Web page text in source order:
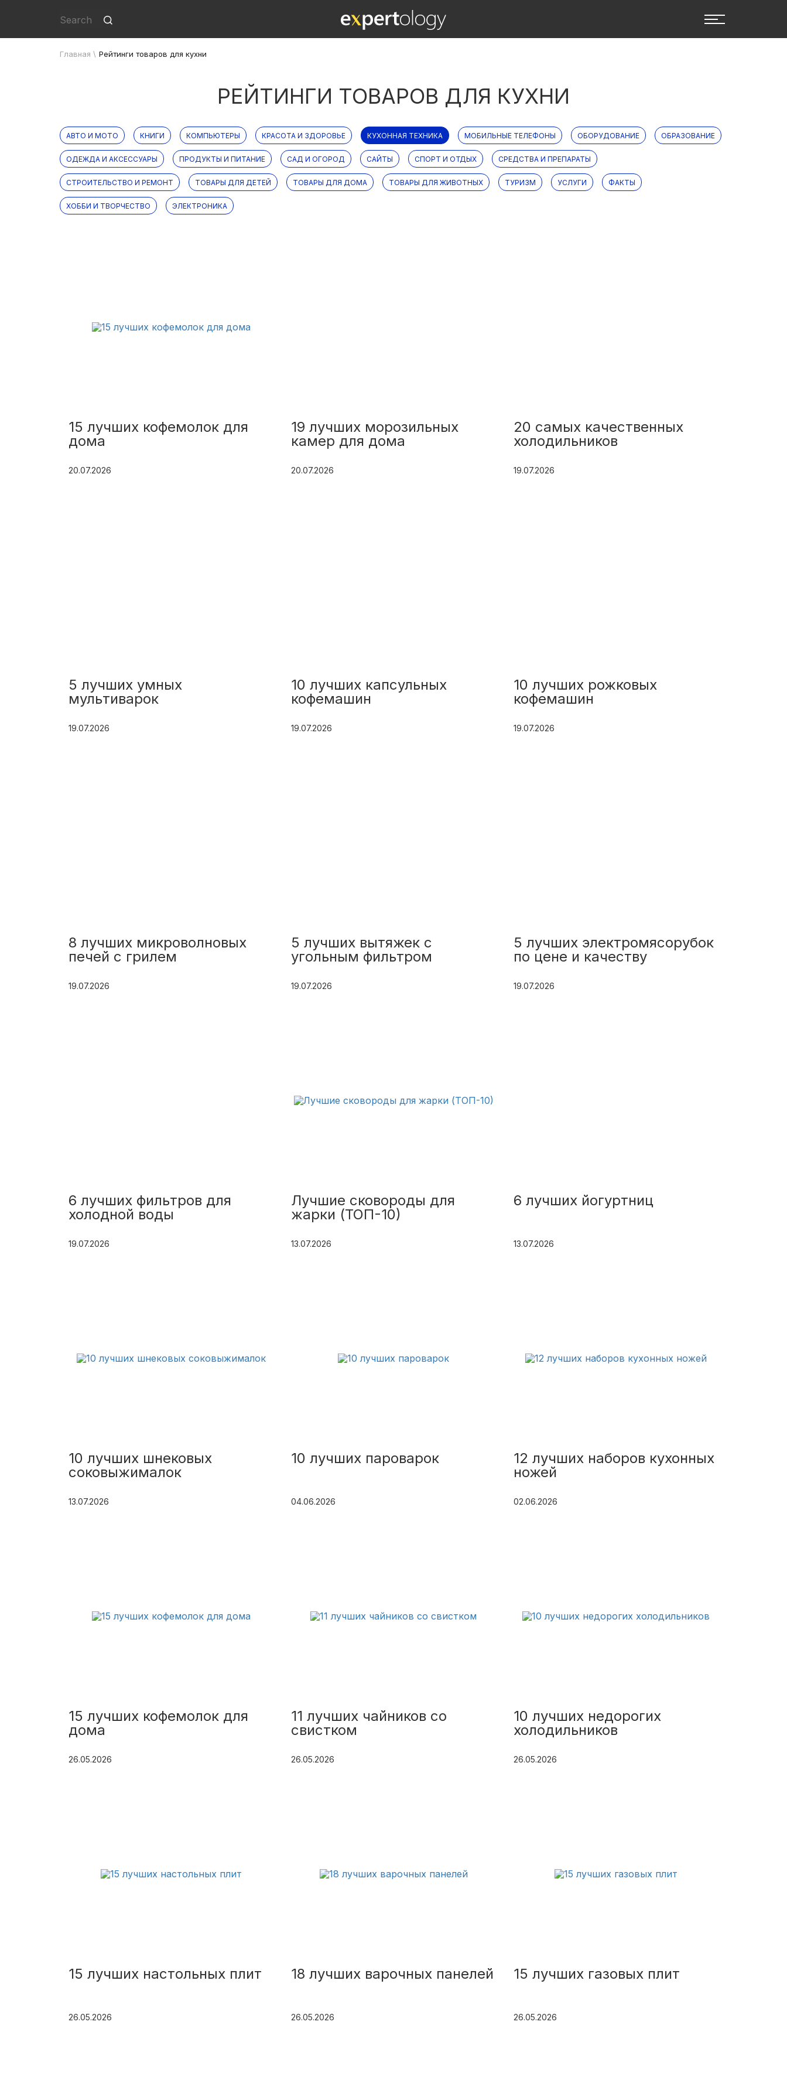
Главная \ Рейтинги товаров для кухни
РЕЙТИНГИ ТОВАРОВ ДЛЯ КУХНИ
АВТО И МОТО КНИГИ КОМПЬЮТЕРЫ КРАСОТА И ЗДОРОВЬЕ КУХОННАЯ ТЕХНИКА МОБИЛЬНЫЕ ТЕЛЕФОНЫ ОБОРУДОВАНИЕ ОБРАЗОВАНИЕ
ОДЕЖДА И АКСЕССУАРЫ ПРОДУКТЫ И ПИТАНИЕ САД И ОГОРОД САЙТЫ СПОРТ И ОТДЫХ СРЕДСТВА И ПРЕПАРАТЫ
СТРОИТЕЛЬСТВО И РЕМОНТ ТОВАРЫ ДЛЯ ДЕТЕЙ ТОВАРЫ ДЛЯ ДОМА ТОВАРЫ ДЛЯ ЖИВОТНЫХ ТУРИЗМ УСЛУГИ ФАКТЫ
ХОББИ И ТВОРЧЕСТВО ЭЛЕКТРОНИКА
15 лучших кофемолок для
дома
20.07.2026
19 лучших морозильных
камер для дома
20.07.2026
20 самых качественных
холодильников
19.07.2026
5 лучших умных
мультиварок
19.07.2026
10 лучших капсульных
кофемашин
19.07.2026
10 лучших рожковых
кофемашин
19.07.2026
8 лучших микроволновых
печей с грилем
19.07.2026
5 лучших вытяжек с
угольным фильтром
19.07.2026
5 лучших электромясорубок
по цене и качеству
19.07.2026
6 лучших фильтров для
холодной воды
19.07.2026
Лучшие сковороды для
жарки (ТОП-10)
13.07.2026
6 лучших йогуртниц
13.07.2026
10 лучших шнековых
соковыжималок
13.07.2026
10 лучших пароварок
04.06.2026
12 лучших наборов кухонных
ножей
02.06.2026
15 лучших кофемолок для
дома
26.05.2026
11 лучших чайников со
свистком
26.05.2026
10 лучших недорогих
холодильников
26.05.2026
15 лучших настольных плит
26.05.2026
18 лучших варочных панелей
26.05.2026
15 лучших газовых плит
26.05.2026